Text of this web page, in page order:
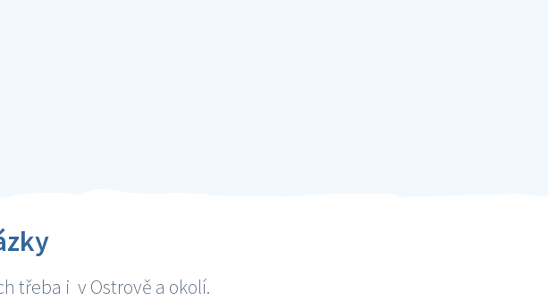
třeba i v Ostrově a okolí.